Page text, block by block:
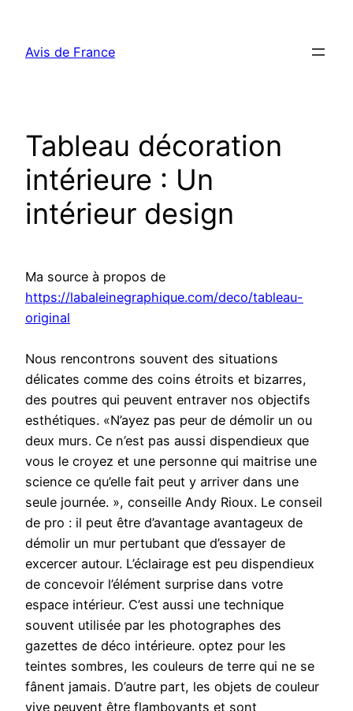
contenu
Avis de France
Tableau décoration
intérieure : Un
intérieur design
Ma source à propos de
https://labaleinegraphique.com/deco/tableau-
original
Nous rencontrons souvent des situations
délicates comme des coins étroits et bizarres,
des poutres qui peuvent entraver nos objectifs
esthétiques. «N’ayez pas peur de démolir un ou
deux murs. Ce n’est pas aussi dispendieux que
vous le croyez et une personne qui maitrise une
science ce qu’elle fait peut y arriver dans une
seule journée. », conseille Andy Rioux. Le conseil
de pro : il peut être d’avantage avantageux de
démolir un mur pertubant que d’essayer de
excercer autour. L’éclairage est peu dispendieux
de concevoir l’élément surprise dans votre
espace intérieur. C’est aussi une technique
souvent utilisée par les photographes des
gazettes de déco intérieure. optez pour les
teintes sombres, les couleurs de terre qui ne se
fânent jamais. D’autre part, les objets de couleur
vive peuvent être flamboyants et sont